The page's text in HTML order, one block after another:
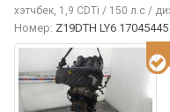
хэтчбек, 1,9 CDTi / 150 л.с /
Номер: Z19DTH LY6